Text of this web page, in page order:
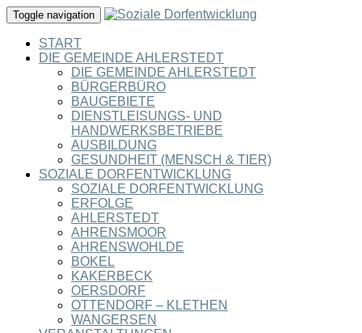
Toggle navigation
START
DIE GEMEINDE AHLERSTEDT
DIE GEMEINDE AHLERSTEDT
BÜRGERBÜRO
BAUGEBIETE
DIENSTLEISUNGS- UND
HANDWERKSBETRIEBE
AUSBILDUNG
GESUNDHEIT (MENSCH & TIER)
SOZIALE DORFENTWICKLUNG
SOZIALE DORFENTWICKLUNG
ERFOLGE
AHLERSTEDT
AHRENSMOOR
AHRENSWOHLDE
BOKEL
KAKERBECK
OERSDORF
OTTENDORF – KLETHEN
WANGERSEN